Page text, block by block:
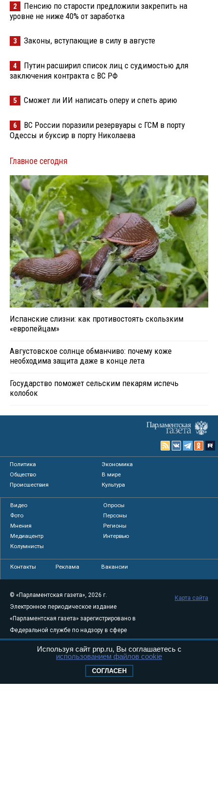
2
Пенсию по старости предложили закрепить на
уровне не ниже 40% от заработка
3 Законы, вступающие в силу в августе
4
Путин расширил список лиц с судимостью для
заключения контракта с ВС РФ
5 Сможет ли ИИ написать оперу и спеть арию
6
ВС России поразили резервуары с ГСМ в порту
Одессы и буксир в порту Николаева
Главное сегодня
Испанские слизни: как противостоять скользким
«европейцам»
Августовское солнце обманчиво: почему коже
необходима защита даже в конце лета
Государство поможет сельским пекарям испечь
колобок
Политика
Экономика
Общество
В мире
Происшествия
Культура
Видео
Опросы
Фото
Персоны
Мнения
Регионы
Медиацентр
Интервью
Колумнисты
Контакты Реклама Вакансии
© «Парламентская газета», 2026 г.
Электронное периодическое издание
«Парламентская газета» зарегистрировано в
Федеральной службе по надзору в сфере
связи, информационных технологий и
массовых коммуникаций (Роскомнадзор) 05
Свидетельство о регистрации Эл № ФС77-
Карта сайта
Используя сайт pnp.ru, Вы соглашаетесь с
использованием файлов cookie
СОГЛАСЕН